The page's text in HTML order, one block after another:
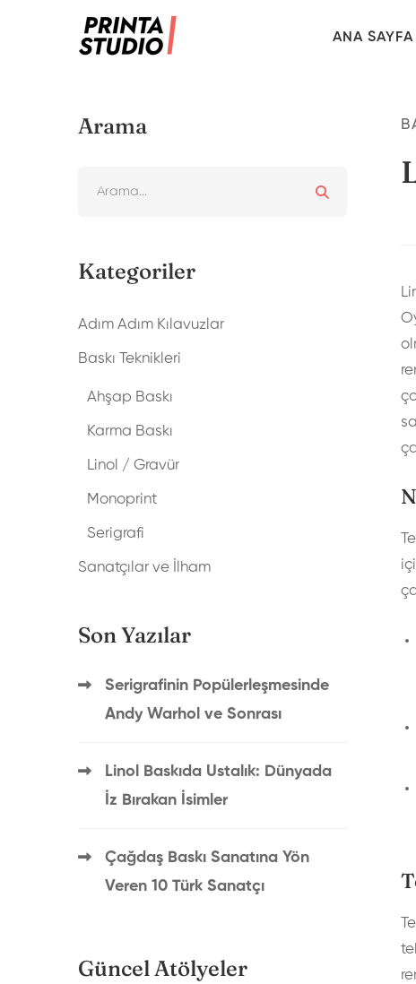
ANA SAYFA
Arama
Kategoriler
Adım Adım Kılavuzlar
Baskı Teknikleri
Ahşap Baskı
Karma Baskı
Linol / Gravür
Monoprint
Serigrafi
Sanatçılar ve İlham
Son Yazılar
Serigrafinin Popülerleşmesinde
Andy Warhol ve Sonrası
Linol Baskıda Ustalık: Dünyada
İz Bırakan İsimler
Çağdaş Baskı Sanatına Yön
Veren 10 Türk Sanatçı
Güncel Atölyeler